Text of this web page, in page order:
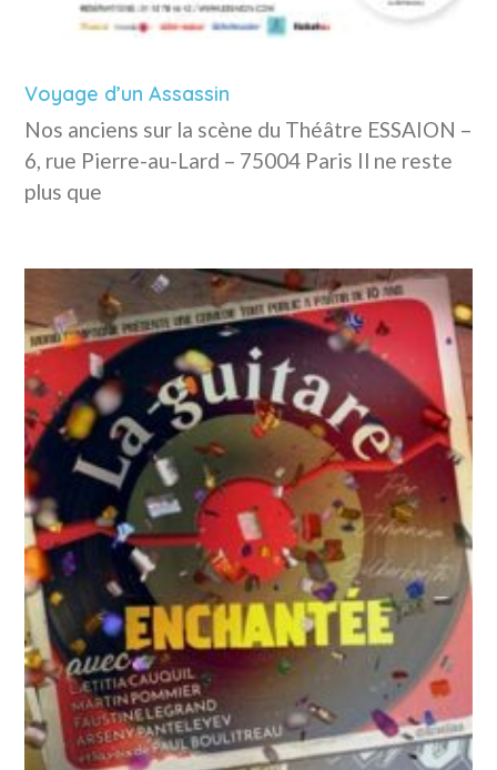
Voyage d’un Assassin
Nos anciens sur la scène du Théâtre ESSAION –
6, rue Pierre-au-Lard – 75004 Paris Il ne reste
plus que